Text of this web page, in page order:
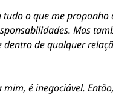
o que me
Mas
de qualquer
é inegociável.